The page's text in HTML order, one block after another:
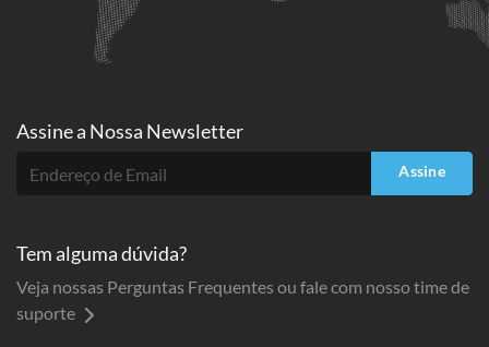
Assine a Nossa Newsletter
Assine
Tem alguma dúvida?
Veja nossas Perguntas Frequentes ou fale com nosso time de
suporte